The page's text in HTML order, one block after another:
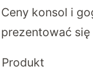
Ceny konsol i
prezentować
Produkt